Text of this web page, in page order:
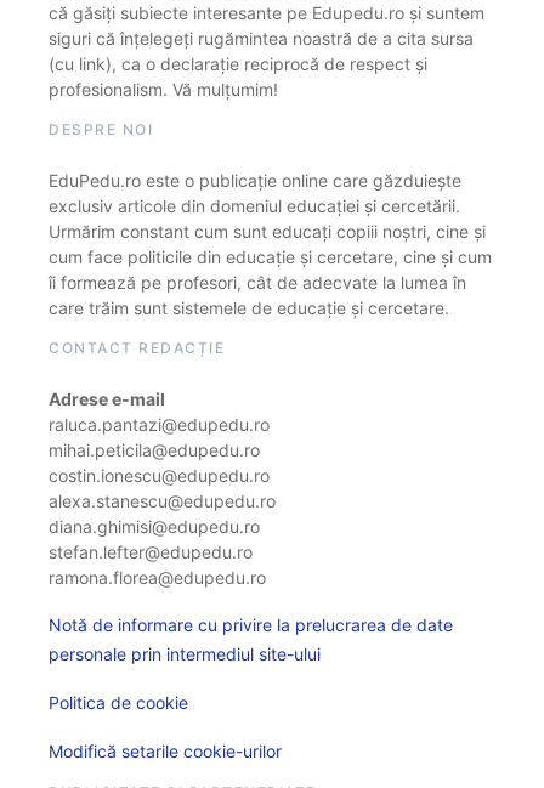
că găsiți subiecte interesante pe Edupedu.ro și suntem
siguri că înțelegeți rugămintea noastră de a cita sursa
(cu link), ca o declarație reciprocă de respect și
profesionalism. Vă mulțumim!
DESPRE NOI
EduPedu.ro este o publicație online care găzduiește
exclusiv articole din domeniul educației și cercetării.
Urmărim constant cum sunt educați copiii noștri, cine și
cum face politicile din educație și cercetare, cine și cum
îi formează pe profesori, cât de adecvate la lumea în
care trăim sunt sistemele de educație și cercetare.
CONTACT REDACȚIE
Adrese e-mail
raluca.pantazi@edupedu.ro
mihai.peticila@edupedu.ro
costin.ionescu@edupedu.ro
alexa.stanescu@edupedu.ro
diana.ghimisi@edupedu.ro
stefan.lefter@edupedu.ro
ramona.florea@edupedu.ro
Notă de informare cu privire la prelucrarea de date
personale prin intermediul site-ului
Politica de cookie
Modifică setarile cookie-urilor